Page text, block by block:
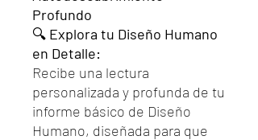
Profundo
🔍 Explora tu Diseño Humano
en Detalle:
Recibe una lectura
personalizada y profunda de tu
informe básico de Diseño
Humano, diseñada para que